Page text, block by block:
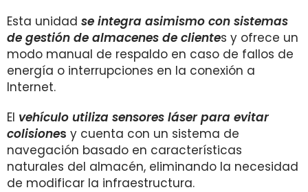
Esta unidad se integra asimismo con sistemas
de gestión de almacenes de clientes y ofrece un
modo manual de respaldo en caso de fallos de
energía o interrupciones en la conexión a
Internet.
El vehículo utiliza sensores láser para evitar
colisiones y cuenta con un sistema de
navegación basado en características
naturales del almacén, eliminando la necesidad
de modificar la infraestructura.